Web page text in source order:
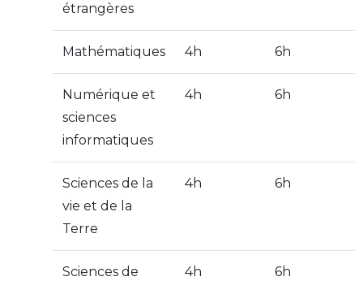
étrangères
Mathématiques 4h 6h
Numérique et
sciences
informatiques
4h 6h
Sciences de la
vie et de la
Terre
4h 6h
Sciences de
4h 6h